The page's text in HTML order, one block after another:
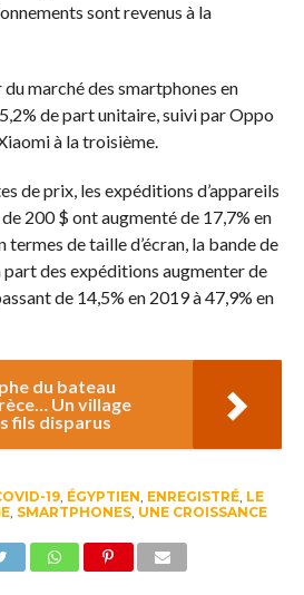
sont revenus à la
marché des smartphones en
de part unitaire, suivi par Oppo
à la troisième.
de prix, les expéditions d’appareils
200 $ ont augmenté de 17,7% en
termes de taille d’écran, la bande de
part des expéditions augmenter de
de 14,5% en 2019 à 47,9% en
du bateau
Un village
fils disparus
19, ÉGYPTIEN, ENREGISTRÉ, LE
, SMARTPHONES, UNE CROISSANCE